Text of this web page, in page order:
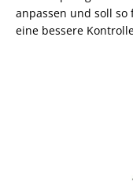
anpassen und soll
eine bessere